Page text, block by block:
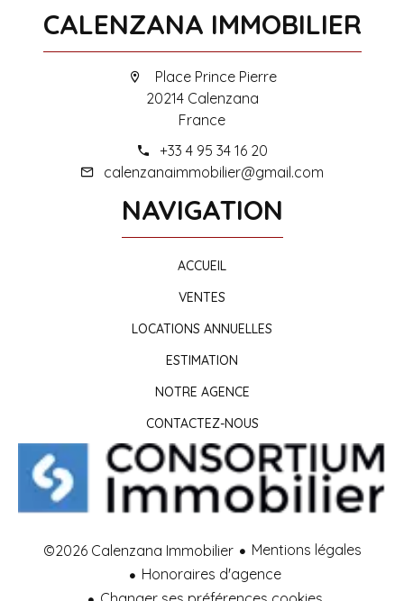
CALENZANA IMMOBILIER
Place Prince Pierre
20214 Calenzana
France
+33 4 95 34 16 20
calenzanaimmobilier@gmail.com
NAVIGATION
ACCUEIL
VENTES
LOCATIONS ANNUELLES
ESTIMATION
NOTRE AGENCE
CONTACTEZ-NOUS
©2026 Calenzana Immobilier
Mentions légales
Honoraires d'agence